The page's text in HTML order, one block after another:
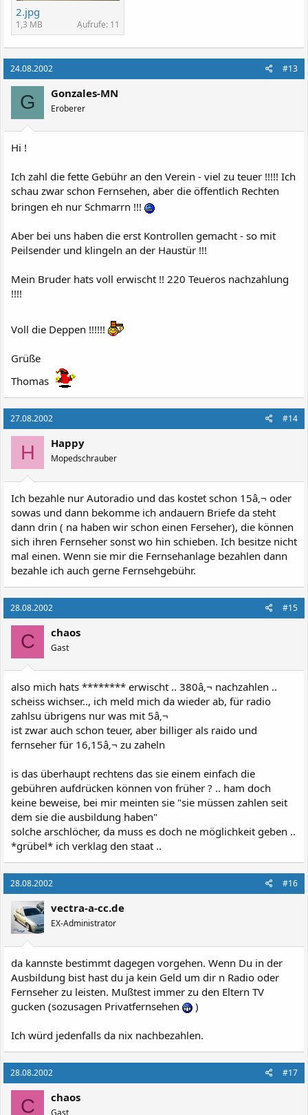
2.jpg
1,3 MB Aufrufe: 11
24.08.2002 #13
G Gonzales-MN
Eroberer
Hi !
Ich zahl die fette Gebühr an den Verein - viel zu teuer !!!!! Ich
schau zwar schon Fernsehen, aber die öffentlich Rechten
bringen eh nur Schmarrn !!!
Aber bei uns haben die erst Kontrollen gemacht - so mit
Peilsender und klingeln an der Haustür !!!
Mein Bruder hats voll erwischt !! 220 Teueros nachzahlung
!!!!
Voll die Deppen !!!!!!
Grüße
Thomas
27.08.2002 #14
H Happy
Mopedschrauber
Ich bezahle nur Autoradio und das kostet schon 15â‚¬ oder
sowas und dann bekomme ich andauern Briefe da steht
dann drin ( na haben wir schon einen Ferseher), die können
sich ihren Fernseher sonst wo hin schieben. Ich besitze nicht
mal einen. Wenn sie mir die Fernsehanlage bezahlen dann
bezahle ich auch gerne Fernsehgebühr.
28.08.2002 #15
C chaos
Gast
also mich hats ******** erwischt .. 380â‚¬ nachzahlen ..
scheiss wichser.., ich meld mich da wieder ab, für radio
zahlsu übrigens nur was mit 5â‚¬
ist zwar auch schon teuer, aber billiger als raido und
fernseher für 16,15â‚¬ zu zaheln
is das überhaupt rechtens das sie einem einfach die
gebühren aufdrücken können von früher ? .. ham doch
keine beweise, bei mir meinten sie "sie müssen zahlen seit
dem sie die ausbildung haben"
solche arschlöcher, da muss es doch ne möglichkeit geben ..
*grübel* ich verklag den staat ..
28.08.2002 #16
vectra-a-cc.de
EX-Administrator
da kannste bestimmt dagegen vorgehen. Wenn Du in der
Ausbildung bist hast du ja kein Geld um dir n Radio oder
Fernseher zu leisten. Mußtest immer zu den Eltern TV
gucken (sozusagen Privatfernsehen
)
Ich würd jedenfalls da nix nachbezahlen.
28.08.2002 #17
C chaos
Gast